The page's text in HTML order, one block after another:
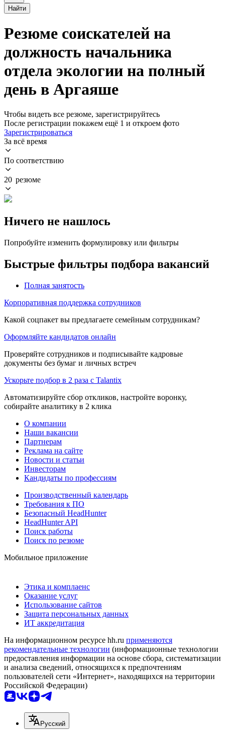
Найти
Резюме соискателей на
должность начальника
отдела экологии на полный
день в Аргаяше
Чтобы видеть все резюме, зарегистрируйтесь
После регистрации покажем ещё 1 и откроем фото
Зарегистрироваться
За всё время
По соответствию
20 резюме
Ничего не нашлось
Попробуйте изменить формулировку или фильтры
Быстрые фильтры подбора вакансий
Полная занятость
Корпоративная поддержка сотрудников
Какой соцпакет вы предлагаете семейным сотрудникам?
Оформляйте кандидатов онлайн
Проверяйте сотрудников и подписывайте кадровые
документы без бумаг и личных встреч
Ускорьте подбор в 2 раза с Talantix
Автоматизируйте сбор откликов, настройте воронку,
собирайте аналитику в 2 клика
О компании
Наши вакансии
Партнерам
Реклама на сайте
Новости и статьи
Инвесторам
Кандидаты по профессиям
Производственный календарь
Требования к ПО
Безопасный HeadHunter
HeadHunter API
Поиск работы
Поиск по резюме
Мобильное приложение
Этика и комплаенс
Оказание услуг
Использование сайтов
Защита персональных данных
ИТ аккредитация
На информационном ресурсе hh.ru применяются
рекомендательные технологии (информационные технологии
предоставления информации на основе сбора, систематизации
и анализа сведений, относящихся к предпочтениям
пользователей сети «Интернет», находящихся на территории
Российской Федерации)
Русский